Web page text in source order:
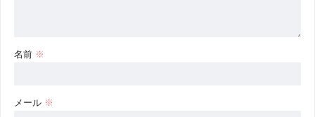
名前 ※
メール ※